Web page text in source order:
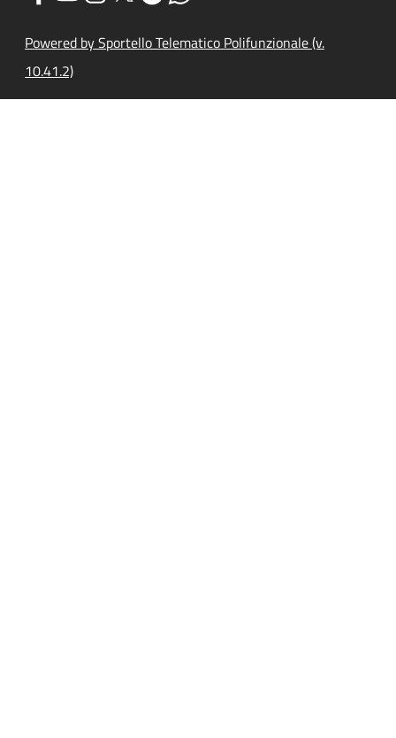
Powered by Sportello Telematico Polifunzionale (v.
10.41.2)